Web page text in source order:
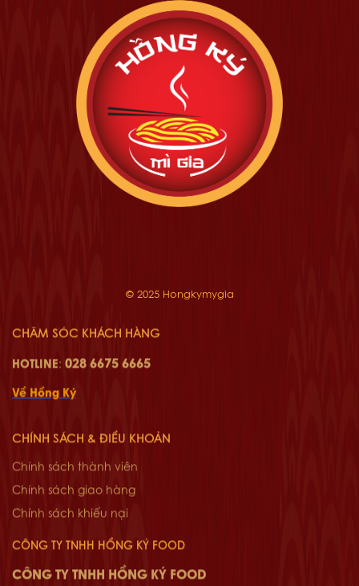
© 2025 Hongkymygia
CHĂM SÓC KHÁCH HÀNG
HOTLINE: 028 6675 6665
Về Hồng Ký
CHÍNH SÁCH & ĐIỀU KHOẢN
Chính sách thành viên
Chính sách giao hàng
Chính sách khiếu nại
CÔNG TY TNHH HỒNG KÝ FOOD
CÔNG TY TNHH HỒNG KÝ FOOD